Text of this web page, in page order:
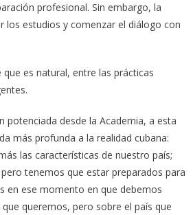
profesional. Sin embargo, la
los estudios y comenzar el diálogo con
es natural, entre las prácticas
potenciada desde la Academia, a esta
más profunda a la realidad cubana:
las características de nuestro país;
tenemos que estar preparados para
en ese momento en que debemos
queremos, pero sobre el país que